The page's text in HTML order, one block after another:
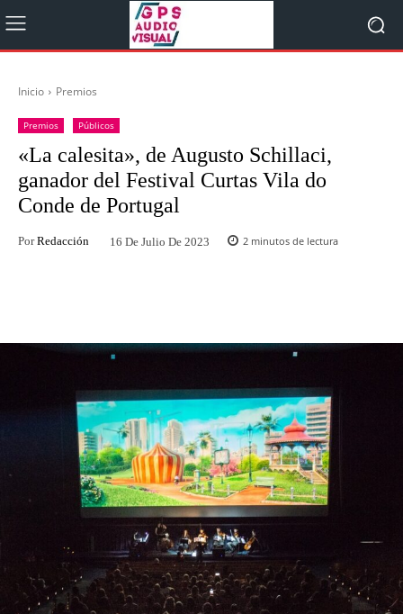
Inicio Premios
Premios Públicos
«La calesita», de Augusto Schillaci,
ganador del Festival Curtas Vila do
Conde de Portugal
Por Redacción 16 De Julio De 2023 2 minutos de lectura